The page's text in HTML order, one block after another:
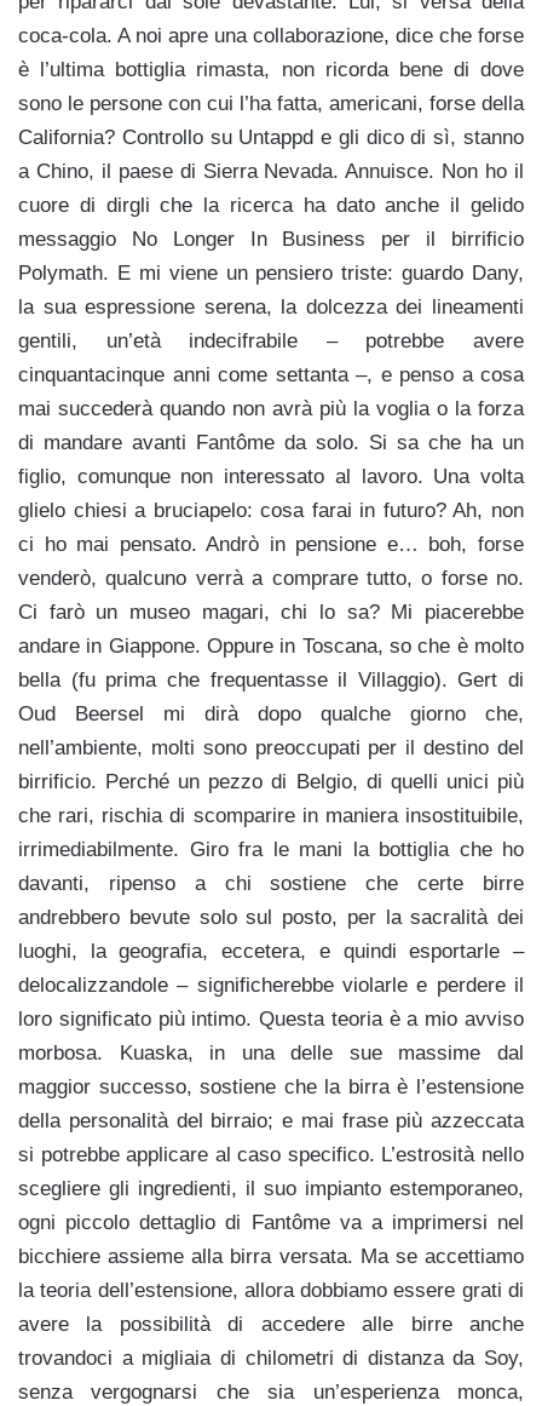
coca-cola. A noi apre una collaborazione, dice che forse
è l’ultima bottiglia rimasta, non ricorda bene di dove
sono le persone con cui l’ha fatta, americani, forse della
California? Controllo su Untappd e gli dico di sì, stanno
a Chino, il paese di Sierra Nevada. Annuisce. Non ho il
cuore di dirgli che la ricerca ha dato anche il gelido
messaggio No Longer In Business per il birrificio
Polymath. E mi viene un pensiero triste: guardo Dany,
la sua espressione serena, la dolcezza dei lineamenti
gentili, un’età indecifrabile – potrebbe avere
cinquantacinque anni come settanta –, e penso a cosa
mai succederà quando non avrà più la voglia o la forza
di mandare avanti Fantôme da solo. Si sa che ha un
figlio, comunque non interessato al lavoro. Una volta
glielo chiesi a bruciapelo: cosa farai in futuro? Ah, non
ci ho mai pensato. Andrò in pensione e… boh, forse
venderò, qualcuno verrà a comprare tutto, o forse no.
Ci farò un museo magari, chi lo sa? Mi piacerebbe
andare in Giappone. Oppure in Toscana, so che è molto
bella (fu prima che frequentasse il Villaggio). Gert di
Oud Beersel mi dirà dopo qualche giorno che,
nell’ambiente, molti sono preoccupati per il destino del
birrificio. Perché un pezzo di Belgio, di quelli unici più
che rari, rischia di scomparire in maniera insostituibile,
irrimediabilmente. Giro fra le mani la bottiglia che ho
davanti, ripenso a chi sostiene che certe birre
andrebbero bevute solo sul posto, per la sacralità dei
luoghi, la geografia, eccetera, e quindi esportarle –
delocalizzandole – significherebbe violarle e perdere il
loro significato più intimo. Questa teoria è a mio avviso
morbosa. Kuaska, in una delle sue massime dal
maggior successo, sostiene che la birra è l’estensione
della personalità del birraio; e mai frase più azzeccata
si potrebbe applicare al caso specifico. L’estrosità nello
scegliere gli ingredienti, il suo impianto estemporaneo,
ogni piccolo dettaglio di Fantôme va a imprimersi nel
bicchiere assieme alla birra versata. Ma se accettiamo
la teoria dell’estensione, allora dobbiamo essere grati di
avere la possibilità di accedere alle birre anche
trovandoci a migliaia di chilometri di distanza da Soy,
senza vergognarsi che sia un’esperienza monca,